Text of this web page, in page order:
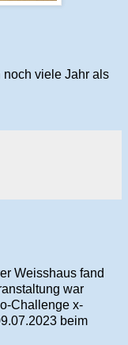
noch viele Jahr als
Weisshaus fand
war
Challenge x-
beim